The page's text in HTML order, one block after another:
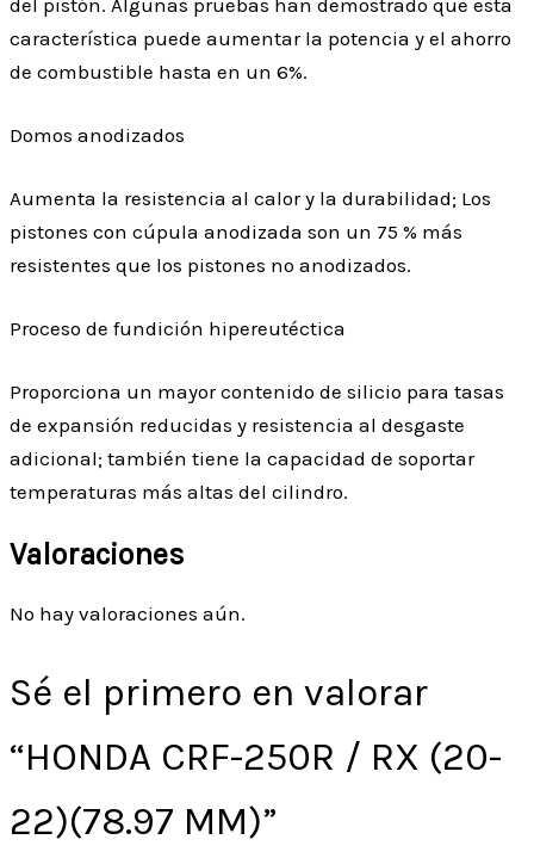
del pistón. Algunas pruebas han demostrado que esta
característica puede aumentar la potencia y el ahorro
de combustible hasta en un 6%.
Domos anodizados
Aumenta la resistencia al calor y la durabilidad; Los
pistones con cúpula anodizada son un 75 % más
resistentes que los pistones no anodizados.
Proceso de fundición hipereutéctica
Proporciona un mayor contenido de silicio para tasas
de expansión reducidas y resistencia al desgaste
adicional; también tiene la capacidad de soportar
temperaturas más altas del cilindro.
Valoraciones
No hay valoraciones aún.
Sé el primero en valorar
“HONDA CRF-250R / RX (20-
22)(78.97 MM)”